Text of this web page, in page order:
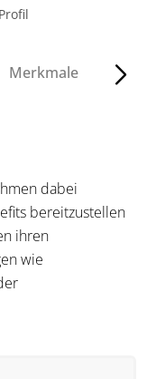
Merkmale
dabei
bereitzustellen
ihren
wie